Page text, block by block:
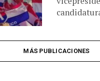
MÁS PUBLICACIONES